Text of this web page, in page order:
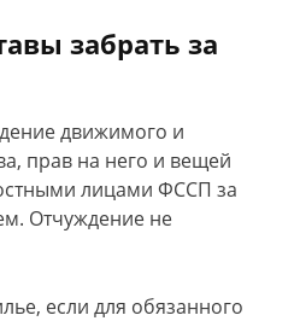
забрать за
движимого и
прав на него и вещей
лицами ФССП за
Отчуждение не
если для обязанного